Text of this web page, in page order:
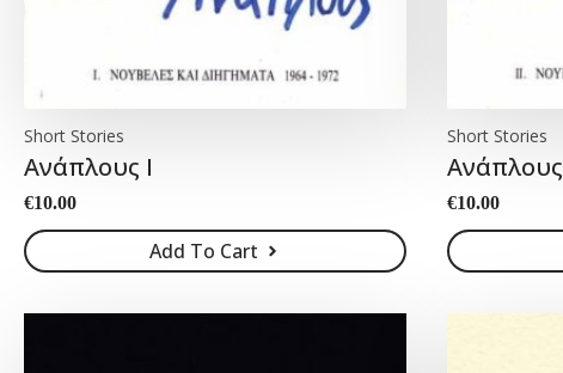
Short Stories
Ανάπλους Ι
€10.00
Add To Cart
Short Stories
Ανάπλους
€10.00